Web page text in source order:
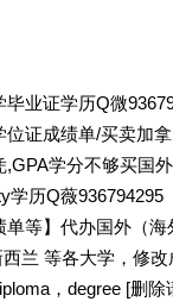
业证学历Q微
位证成绩单/买卖加
,GPA学分不够买国
学历Q薇936794295
单等】代办国外（海
兰 等各大学，修
，degree [删